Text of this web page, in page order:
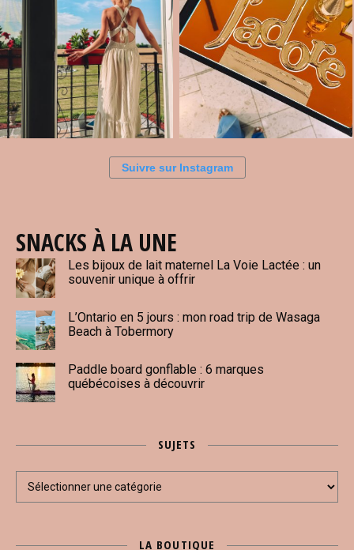
Suivre sur Instagram
SNACKS À LA UNE
Les bijoux de lait maternel La Voie Lactée : un
souvenir unique à offrir
L’Ontario en 5 jours : mon road trip de Wasaga
Beach à Tobermory
Paddle board gonflable : 6 marques
québécoises à découvrir
SUJETS
LA BOUTIQUE